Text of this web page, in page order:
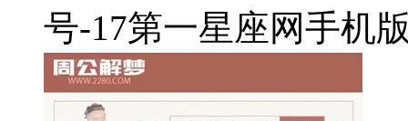
号-17第一星座网手机